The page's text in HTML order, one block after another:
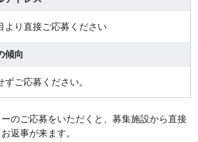
より直接ご応募ください
傾向
ご応募ください。
のご応募をいただくと、募集施設から直接
お返事が来ます。